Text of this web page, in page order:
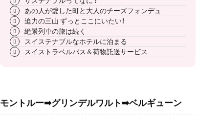
あの人が愛した町と大人のチーズフォンデュ
迫力の三山 ずっとここにいたい！
絶景列車の旅は続く
スイステナブルなホテルに泊まる
スイストラベルパス＆荷物託送サービス
モントルー➡グリンデルワルト➡ベルギューン